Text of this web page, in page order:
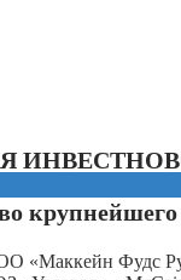
«Маккейн Фудс